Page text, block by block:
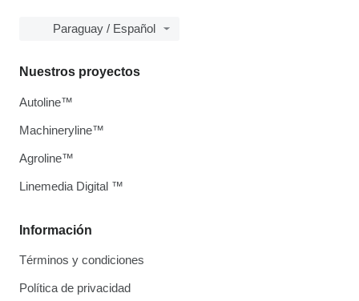
Paraguay / Español
Información
Términos y condiciones
Política de privacidad
Nuestros proyectos
Autoline™
Machineryline™
Agroline™
Linemedia Digital ™